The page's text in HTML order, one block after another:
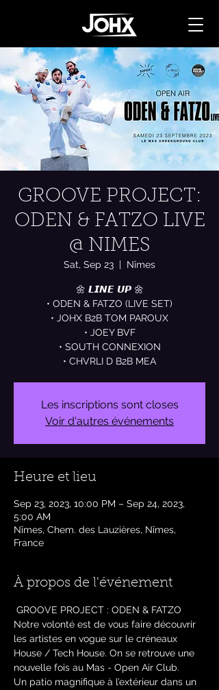
GROOVE PROJECT:
ODEN & FATZO LIVE
@ NIMES
Sat, Sep 23
  |
Nîmes
🌼 𝙇𝙄𝙉𝙀 𝙐𝙋 🌼
• ODEN & FATZO (LIVE SET)
• JOHX B2B TOM PAROUX
• JOEY BVF
• SOUTH CONNEXION
Les inscriptions sont closes
Voir d'autres événements
Heure et lieu
Sep 23, 2023, 10:00 PM – Sep 24, 2023,
5:00 AM
Nîmes, Chem. des Lauzières, Nîmes,
France
À propos de l'événement
GROOVE PROJECT : ODEN & FATZO
Notre volonté est de vous faire découvrir
les artistes en vogue sur le créneaux
House / Tech House. On se retrouve une
nouvelle fois au Mas - Open Air Club.
Un patio magnifique à l’extérieur dans un